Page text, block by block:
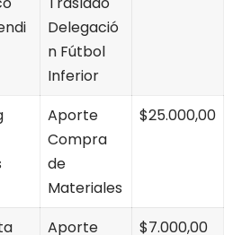
Delegació
n Fútbol
Inferior
Aporte
Compra
de
Materiales
$25.000,00
Aporte
$7.000,00